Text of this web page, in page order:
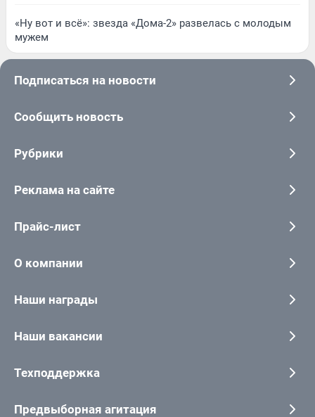
«Ну вот и всё»: звезда «Дома-2» развелась с молодым
мужем
Подписаться на новости
Сообщить новость
Рубрики
Реклама на сайте
Прайс-лист
О компании
Наши награды
Наши вакансии
Техподдержка
Предвыборная агитация